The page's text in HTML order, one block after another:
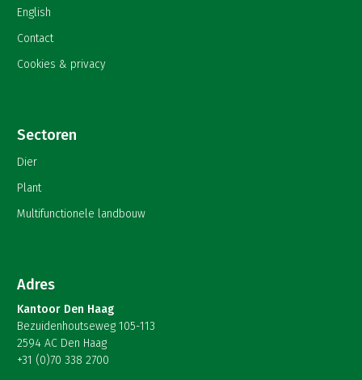
English
Contact
Cookies & privacy
Sectoren
Dier
Plant
Multifunctionele landbouw
Adres
Kantoor Den Haag
Bezuidenhoutseweg 105-113
2594 AC Den Haag
+31 (0)70 338 2700